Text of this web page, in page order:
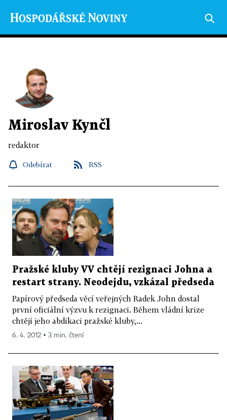
Miroslav Kynčl
redaktor
Odebírat RSS
Pražské kluby VV chtějí rezignaci Johna a
restart strany. Neodejdu, vzkázal předseda
Papírový předseda věcí veřejných Radek John dostal
první oficiální výzvu k rezignaci. Během vládní krize
chtějí jeho abdikaci pražské kluby,...
6. 4. 2012 ▪ 3 min. čtení